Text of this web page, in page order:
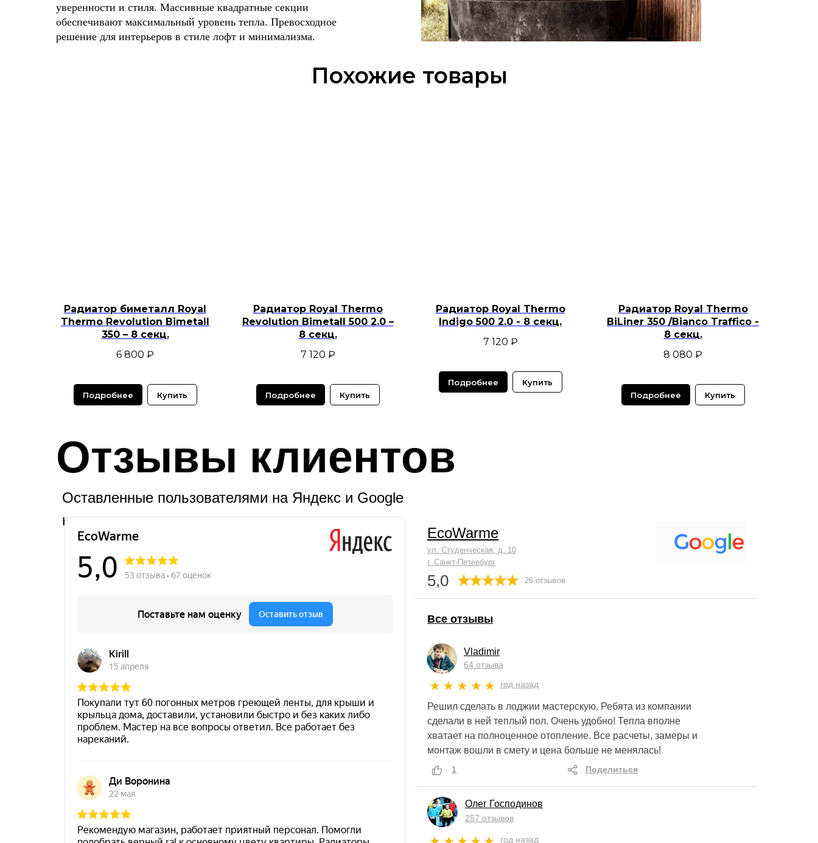
уверенности и стиля. Массивные квадратные секции
обеспечивают максимальный уровень тепла. Превосходное
решение для интерьеров в стиле лофт и минимализма.
Похожие товары
Радиатор биметалл Royal
Thermo Revolution Bimetall
350 – 8 секц.
6 800 ₽
Подробнее Купить
Радиатор Royal Thermo
Revolution Bimetall 500 2.0 –
8 секц.
7 120 ₽
Подробнее Купить
Радиатор Royal Thermo
Indigo 500 2.0 - 8 секц.
7 120 ₽
Подробнее Купить
Радиатор Royal Thermo
BiLiner 350 /Bianco Traffico -
8 секц.
8 080 ₽
Подробнее Купить
Отзывы клиентов
Оставленные пользователями на Яндекс и Google
картах.
5,0
ул. Студенческая, д. 10
г. Санкт-Петербург
EcoWarme
26 отзывов
Все отзывы
Vladimir
64 отзыва
год назад
Решил сделать в лоджии мастерскую. Ребята из компании
сделали в ней теплый пол. Очень удобно! Тепла вполне
хватает на полноценное отопление. Все расчеты, замеры и
монтаж вошли в смету и цена больше не менялась!
1 Поделиться
Олег Господинов
257 отзывов
год назад